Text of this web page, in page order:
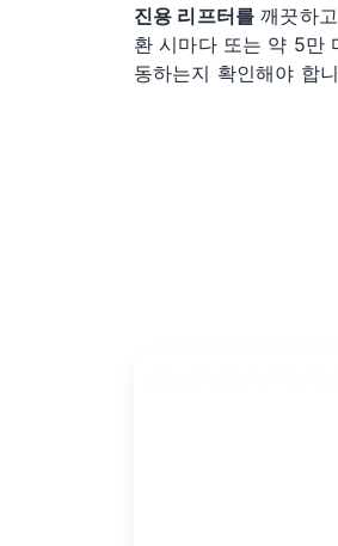
진용 리프터를 깨끗하
환 시마다 또는 약 5만
동하는지 확인해야 합